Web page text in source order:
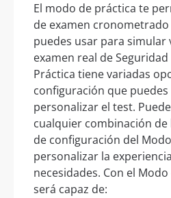
El modo de práctica te
de examen
puedes usar para simular
examen real de
Práctica tiene variadas
configuración que
personalizar el test.
cualquier combinación
de configuración del
personalizar la
necesidades. Con el
será capaz de: